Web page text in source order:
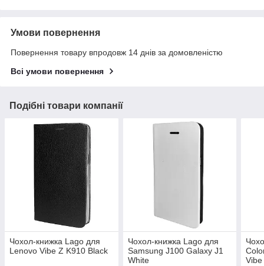
Умови повернення
Повернення товару впродовж 14 днів за домовленістю
Всі умови повернення
Подібні товари компанії
Чохол-книжка Lago для
Lenovo Vibe Z K910 Black
Чохол-книжка Lago для
Samsung J100 Galaxy J1
White